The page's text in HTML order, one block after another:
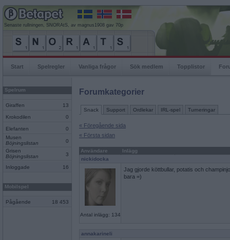
Senaste rullningen, SNORAtS, av magnus1908 gav 70p
Start Spelregler Vanliga frågor Sök medlem Topplistor
Spelrum
Giraffen 13
Krokodilen 0
Elefanten
0
Musen
Böjningslistan
0
Grisen
Böjningslistan
3
Inloggade 16
Mobilspel
Pågående 18 453
Forumkategorier
Snack Support Ordlekar IRL-spel Turneringar
« Föregående sida
« Första sidan
Användare
Inlägg
nickidocka
Antal inlägg: 134
Jag gjorde köttbullar, potatis och
bara =)
annakarineli